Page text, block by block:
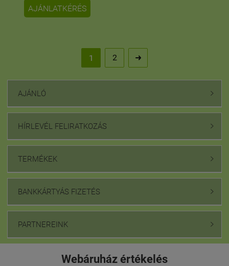
AJÁNLATKÉRÉS
1 2 
AJÁNLÓ 
HÍRLEVÉL FELIRATKOZÁS 
TERMÉKEK 
BANKKÁRTYÁS FIZETÉS 
PARTNEREINK 
Webáruház értékelés